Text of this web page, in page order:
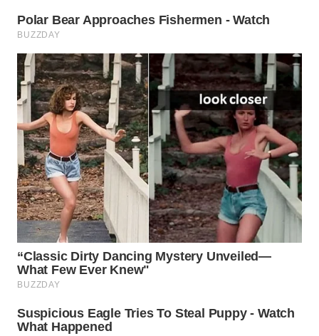
WN
WN
MAJALENGKA
WN
SUBANG
WN
SUKABUMI
WN
PURWAKARTA
PRIANGAN
TIMUR